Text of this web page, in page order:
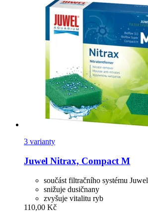
3 varianty
Juwel Nitrax, Compact M
součást filtračního systému Juwel
snižuje dusičnany
zvyšuje vitalitu ryb
110,00 Kč